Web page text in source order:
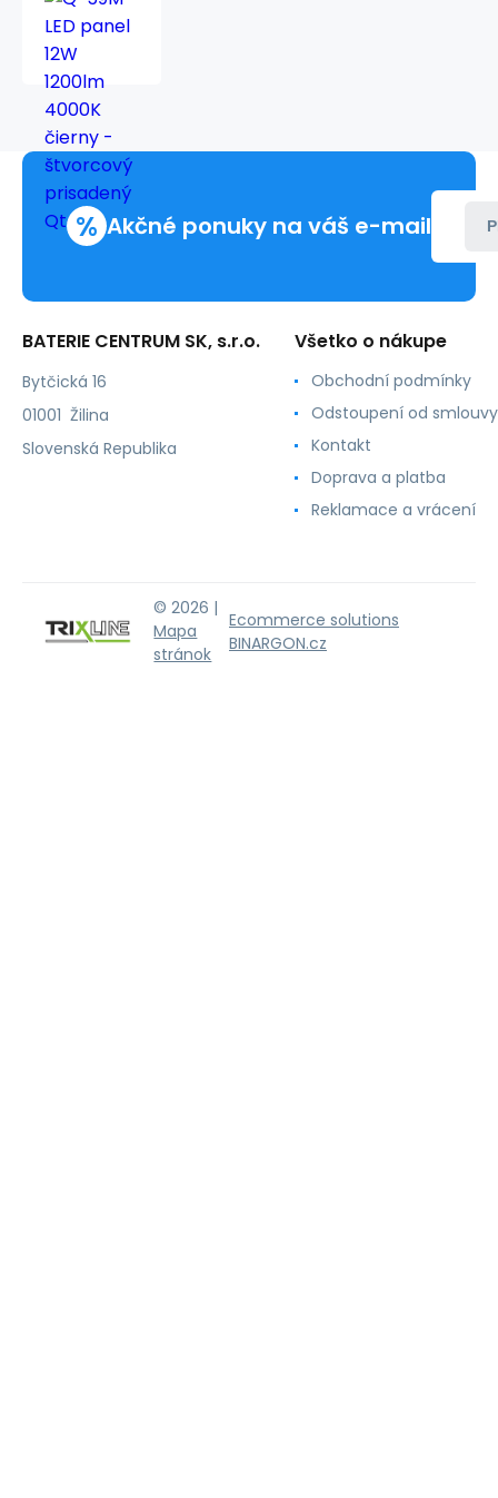
čierny
prisadený
% Akčné ponuky na váš e-mail
BATERIE CENTRUM SK, s.r.o.
Bytčická 16
01001 Žilina
Slovenská Republika
Všetko o nákupe
Obchodní podmínky
Odstoupení od smlouvy
Kontakt
Doprava a platba
Reklamace a vrácení
© 2026 |
Mapa
stránok
Ecommerce solutions
BINARGON.cz